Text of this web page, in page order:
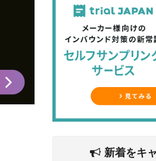
新着をキ